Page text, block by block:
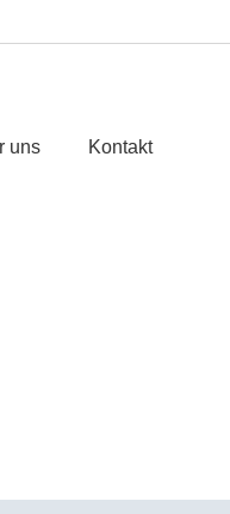
uns Kontakt